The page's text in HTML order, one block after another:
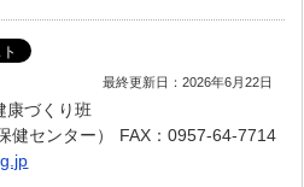
最終更新日：2026年6月22日
づくり班
センター）
FAX：0957-64-7714